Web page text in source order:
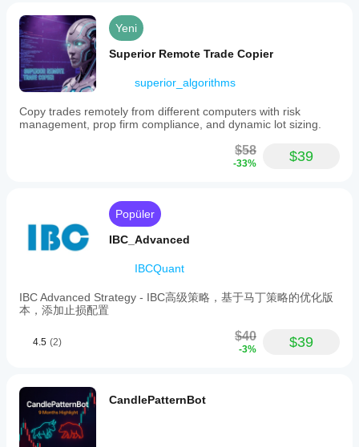
Yeni
Superior Remote Trade Copier
superior_algorithms
Copy trades remotely from different computers with risk
management, prop firm compliance, and dynamic lot sizing.
$58
-33% $39
Popüler
IBC_Advanced
IBCQuant
IBC Advanced Strategy - IBC高级策略，基于马丁策略的优化版
本，添加止损配置
4.5 (2) $40
-3% $39
CandlePatternBot